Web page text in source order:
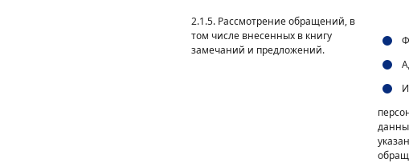
2.1.5. Рассмотрение обращений, в
том числе внесенных в книгу
замечаний и предложений.